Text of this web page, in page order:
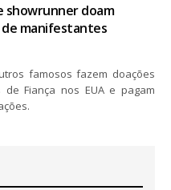
showrunner doam
de manifestantes
famosos fazem doações
Fiança nos EUA e pagam